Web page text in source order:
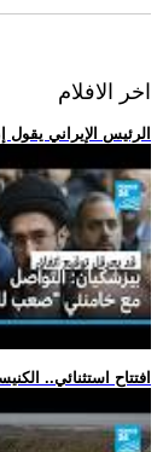
اخر الافلام
.. الرئيس الإيراني
.. افتتاح استثنائي..